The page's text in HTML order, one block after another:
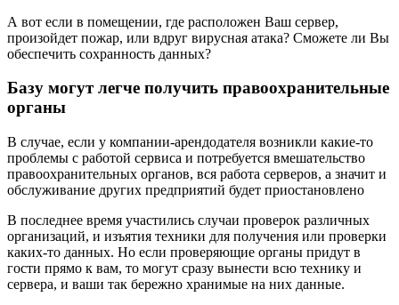
А вот если в помещении, где расположен Ваш сервер,
произойдет пожар, или вдруг вирусная атака? Сможете ли Вы
обеспечить сохранность данных?
Базу могут легче получить правоохранительные
органы
В случае, если у компании-арендодателя возникли какие-то
проблемы с работой сервиса и потребуется вмешательство
правоохранительных органов, вся работа серверов, а значит и
обслуживание других предприятий будет приостановлено
В последнее время участились случаи проверок различных
организаций, и изъятия техники для получения или проверки
каких-то данных. Но если проверяющие органы придут в
гости прямо к вам, то могут сразу вынести всю технику и
сервера, и ваши так бережно хранимые на них данные.